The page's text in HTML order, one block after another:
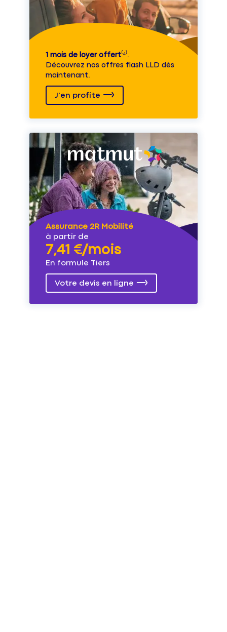
1 mois de loyer offert⁽⁴⁾.
Découvrez nos offres flash LLD dès
maintenant.
J'en profite
Assurance 2R Mobilité
à partir de
7,41 €/mois
En formule Tiers
Votre devis en ligne